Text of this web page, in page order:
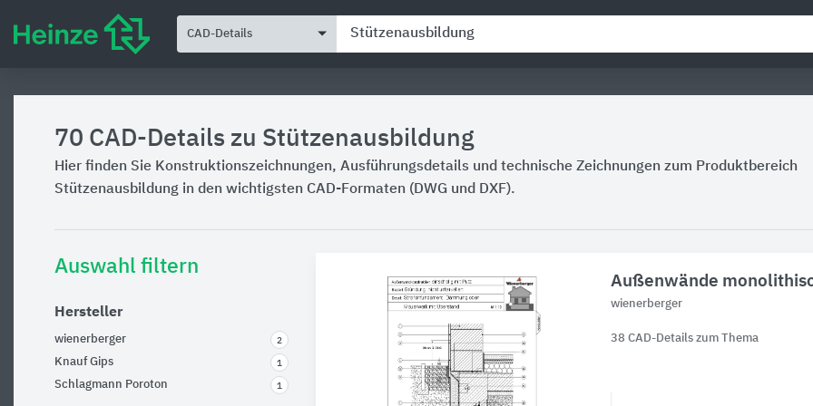
CAD-Details
70 CAD-Details zu Stützenausbildung
Hier finden Sie Konstruktionszeichnungen, Ausführungsdetails und technische Zeichnungen zum Produktbereich
Stützenausbildung in den wichtigsten CAD-Formaten (DWG und DXF).
Auswahl filtern
Hersteller
wienerberger 2
Knauf Gips 1
Schlagmann Poroton 1
Außenwände
wienerberger
38 CAD-Details zum Thema